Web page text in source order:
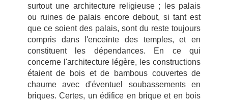
surtout une architecture religieuse ; les palais
ou ruines de palais encore debout, si tant est
que ce soient des palais, sont du reste toujours
compris dans l'enceinte des temples, et en
constituent les dépendances. En ce qui
concerne l'architecture légère, les constructions
étaient de bois et de bambous couvertes de
chaume avec d'éventuel soubassements en
briques. Certes, un édifice en brique et en bois